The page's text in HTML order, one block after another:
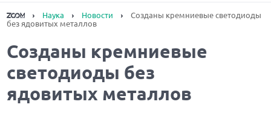
Наука Новости
Созданы кремниевые светодиоды
без ядовитых металлов
Созданы кремниевые
светодиоды без
ядовитых металлов